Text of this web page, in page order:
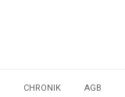
CHRONIK AGB